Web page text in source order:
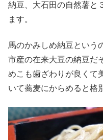
納豆、大石田の自然薯と
ます。
馬のかみしめ納豆という
市産の在来大豆の納豆だ
めこも歯ざわりが良くて
いて蕎麦にからめると格